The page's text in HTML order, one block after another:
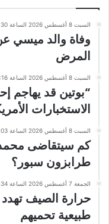
السبت 8 أغسطس 2026 الساعة 8:30 م
المرض
السبت 8 أغسطس 2026 الساعة 8:16 ص
“بوتين قد يهاجم
الاستخبارات
السبت 8 أغسطس 2026 الساعة 8:03 ص
كم سيتقاضى
طرابزون سبور؟
الجمعة 7 أغسطس 2026 الساعة 5:34 ص
حرارة الصيف
طبيعية تحميهم